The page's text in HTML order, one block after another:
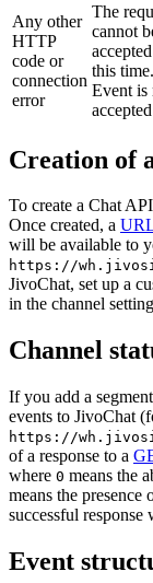
Any other
HTTP
code or
connection
error
The
cannot
this time.
Event is
accepted
Creation of
To create a Chat
Once created, a
will be available to
https://
JivoChat, set up a
in the channel
Channel
If you add a segment
events to JivoChat
https://
of a response to a
where 0 means the
means the
successful response
Event